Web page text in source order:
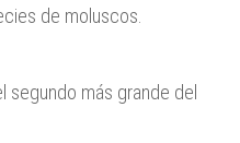
de moluscos.